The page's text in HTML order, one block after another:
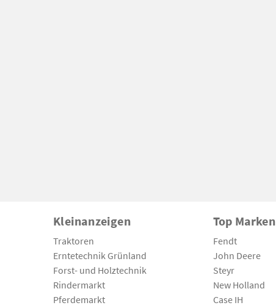
Kleinanzeigen
Traktoren
Erntetechnik Grünland
Forst- und Holztechnik
Rindermarkt
Pferdemarkt
Top Marken
Fendt
John Deere
Steyr
New Holland
Case IH